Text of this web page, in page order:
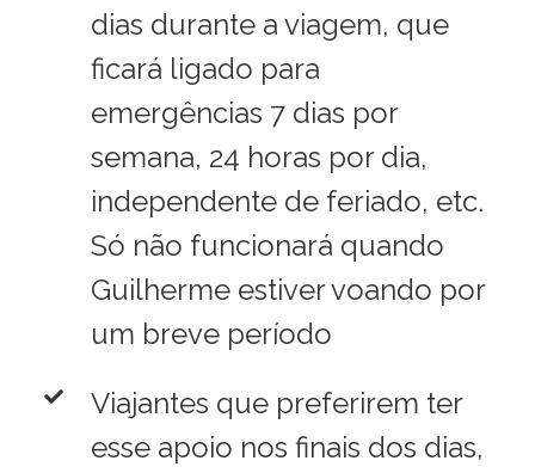
dias durante a viagem, que
ficará ligado para
emergências 7 dias por
semana, 24 horas por dia,
independente de feriado, etc.
Só não funcionará quando
Guilherme estiver voando por
um breve período
Viajantes que preferirem ter
esse apoio nos finais dos dias,